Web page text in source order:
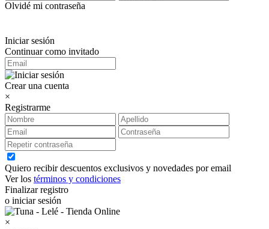
Olvidé mi contraseña
Iniciar sesión
Continuar como invitado
Crear una cuenta
×
Registrarme
Quiero recibir descuentos exclusivos y novedades por email
Ver los términos y condiciones
Finalizar registro
o iniciar sesión
×